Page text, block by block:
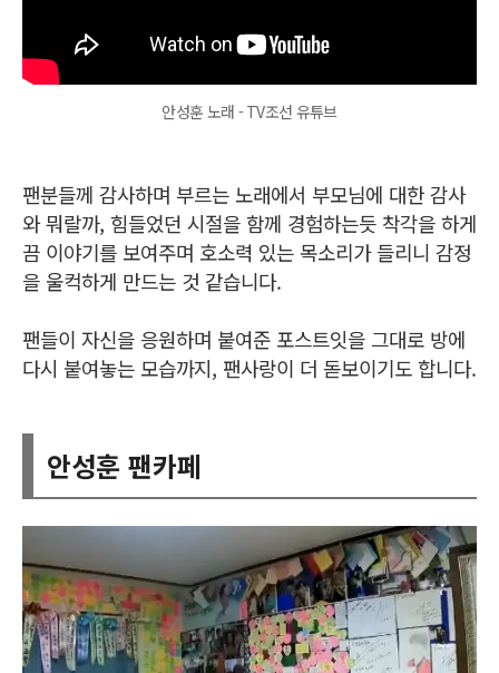
안성훈 노래 - TV조선 유튜브
팬분들께 감사하며 부르는 노래에서 부모님에 대한 감사
와 뭐랄까, 힘들었던 시절을 함께 경험하는듯 착각을 하게
끔 이야기를 보여주며 호소력 있는 목소리가 들리니 감정
을 울컥하게 만드는 것 같습니다.
팬들이 자신을 응원하며 붙여준 포스트잇을 그대로 방에
다시 붙여놓는 모습까지, 팬사랑이 더 돋보이기도 합니다.
안성훈 팬카페